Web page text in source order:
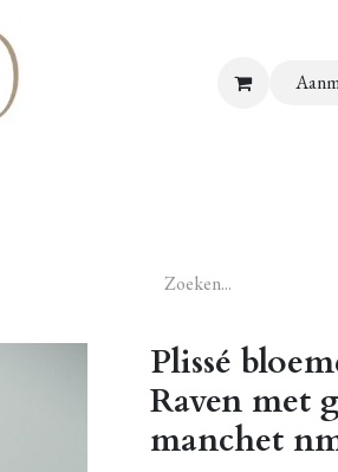
Plissé
Raven met
manchet